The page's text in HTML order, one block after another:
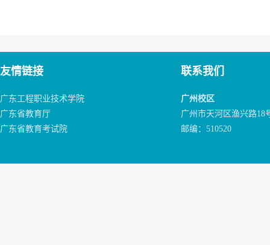
友情链接
广东工程职业技术学院
广东省教育厅
广东省教育考试院
联系我们
广州校区
广州市天河区渔兴路18
邮编：510520